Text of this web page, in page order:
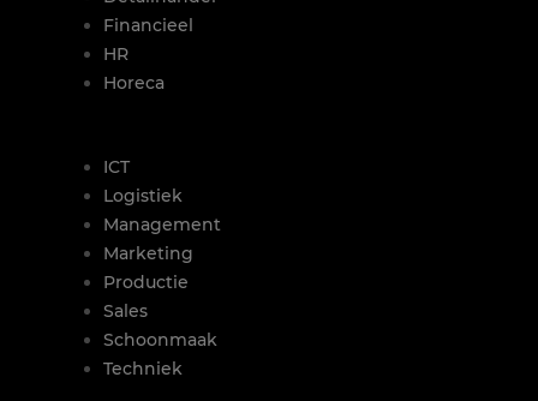
Financieel
HR
Horeca
ICT
Logistiek
Management
Marketing
Productie
Sales
Schoonmaak
Techniek